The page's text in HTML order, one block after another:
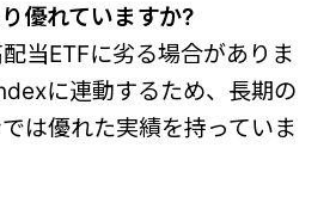
優れていますか?
当ETFに劣る場合がありま
に連動するため、長期の
は優れた実績を持っていま